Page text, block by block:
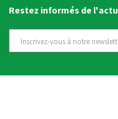
Restez informés de